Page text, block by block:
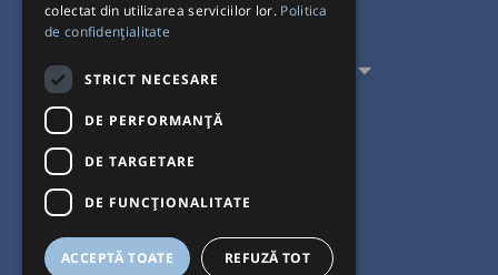
Pentru Călători
Pentru Transportatori
Interacționăm
Acceptăm plăți cu
colectat din utilizarea serviciilor lor. Politica
de confidențialitate
STRICT NECESARE
DE PERFORMANȚĂ
DE TARGETARE
DE FUNCŢIONALITATE
ACCEPTĂ TOATE REFUZĂ TOT